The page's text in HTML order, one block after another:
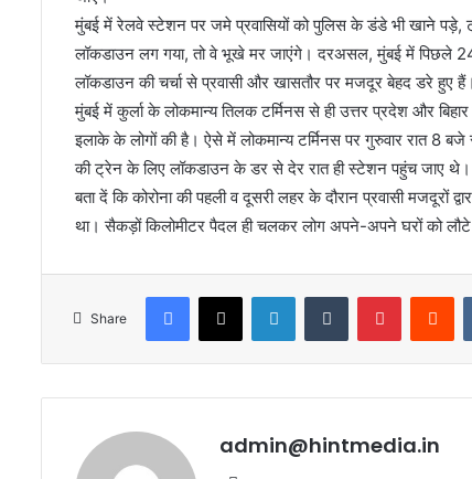
मुंबई में रेलवे स्टेशन पर जमे प्रवासियों को पुलिस के डंडे भी खाने
लॉकडाउन लग गया, तो वे भूखे मर जाएंगे। दरअसल, मुंबई में पिछले
लॉकडाउन की चर्चा से प्रवासी और खासतौर पर मजदूर बेहद डरे हुए हैं।
मुंबई में कुर्ला के लोकमान्य तिलक टर्मिनस से ही उत्तर प्रदेश और बिहार
इलाके के लोगों की है। ऐसे में लोकमान्य टर्मिनस पर गुरुवार रात 8
की ट्रेन के लिए लॉकडाउन के डर से देर रात ही स्टेशन पहुंच जाए थे।
बता दें कि कोरोना की पहली व दूसरी लहर के दौरान प्रवासी मजदूरों
था। सैकड़ों किलोमीटर पैदल ही चलकर लोग अपने-अपने घरों को
Share
Facebook
X LinkedInTumblr Pinterest
admin@hintmedia.in